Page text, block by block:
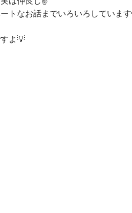
トなお話までいろいろしていま
よ💡